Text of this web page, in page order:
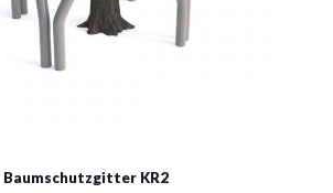
Baumschutzgitter KR2